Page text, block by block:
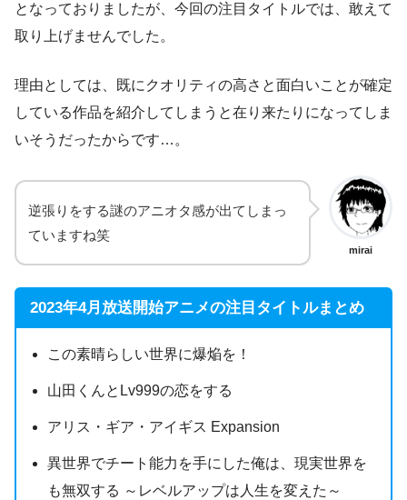
となっておりましたが、今回の注目タイトルでは、敢えて
取り上げませんでした。
理由としては、既にクオリティの高さと面白いことが確定
している作品を紹介してしまうと在り来たりになってしま
いそうだったからです…。
mirai
逆張りをする謎のアニオタ感が出てしまっ
ていますね笑
2023年4月放送開始アニメの注目タイトルまとめ
この素晴らしい世界に爆焔を！
山田くんとLv999の恋をする
アリス・ギア・アイギス Expansion
異世界でチート能力を手にした俺は、現実世界を
も無双する ～レベルアップは人生を変えた～